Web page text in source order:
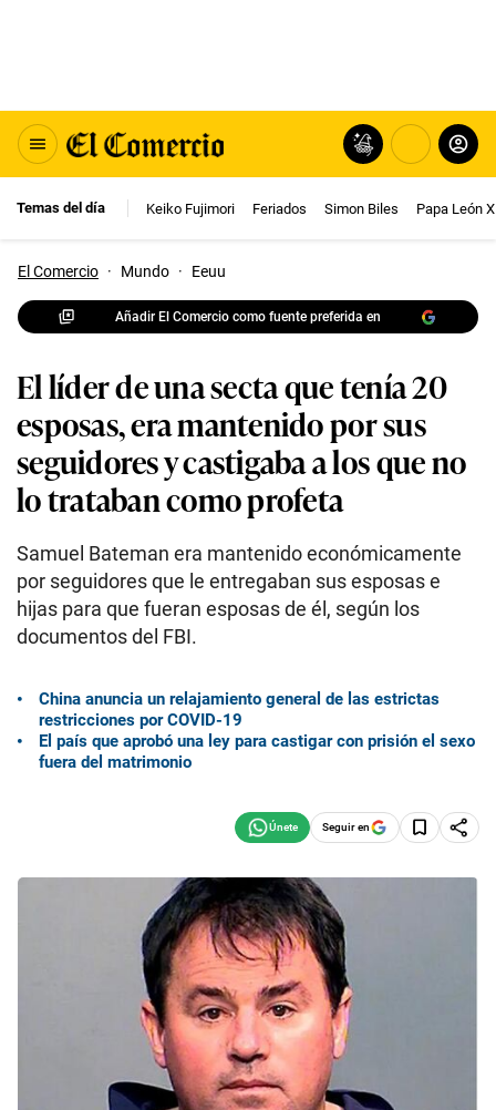
Temas del día Keiko Fujimori Feriados Simon Biles Papa León
El Comercio · Mundo · Eeuu
Añadir El Comercio como fuente preferida en
El líder de una secta que tenía 20
esposas, era mantenido por sus
seguidores y castigaba a los que no
lo trataban como profeta
Samuel Bateman era mantenido económicamente
por seguidores que le entregaban sus esposas e
hijas para que fueran esposas de él, según los
documentos del FBI.
China anuncia un relajamiento general de las estrictas
restricciones por COVID-19
El país que aprobó una ley para castigar con prisión el sexo
fuera del matrimonio
Seguir en